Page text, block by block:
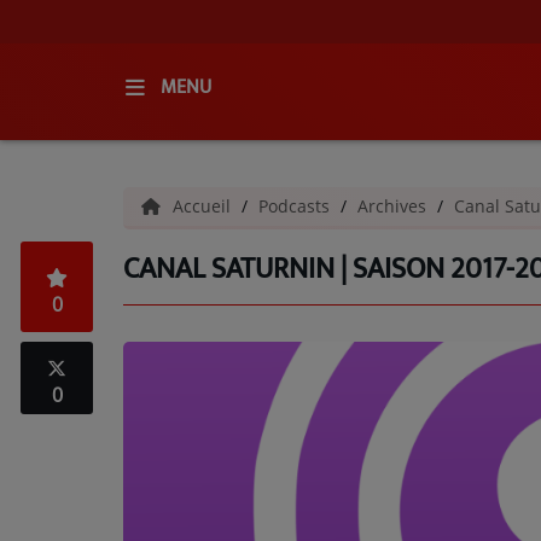
MENU
QUI SOMMES-NOUS ?
GRILLE DES PROGRAMMES
C'ÉTAIT QUOI CE TITRE ?
Accueil Podcasts Archives Canal
CANAL SATURNIN | SAISON 2017-
0
0